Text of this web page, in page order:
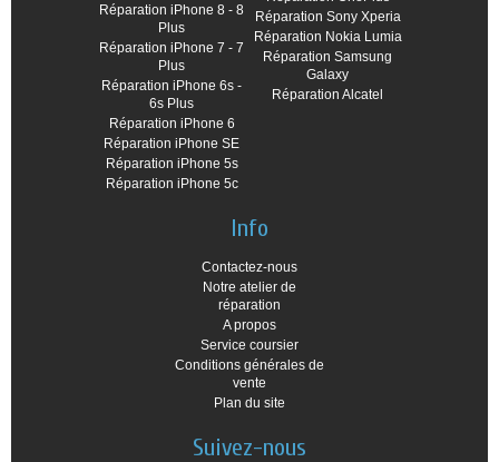
Réparation iPhone 8 - 8
Plus
Réparation iPhone 7 - 7
Plus
Réparation iPhone 6s -
6s Plus
Réparation iPhone 6
Réparation iPhone SE
Réparation iPhone 5s
Réparation iPhone 5c
Réparation Sony Xperia
Réparation Nokia Lumia
Réparation Samsung
Galaxy
Réparation Alcatel
Info
Contactez-nous
Notre atelier de
réparation
A propos
Service coursier
Conditions générales de
vente
Plan du site
Suivez-nous